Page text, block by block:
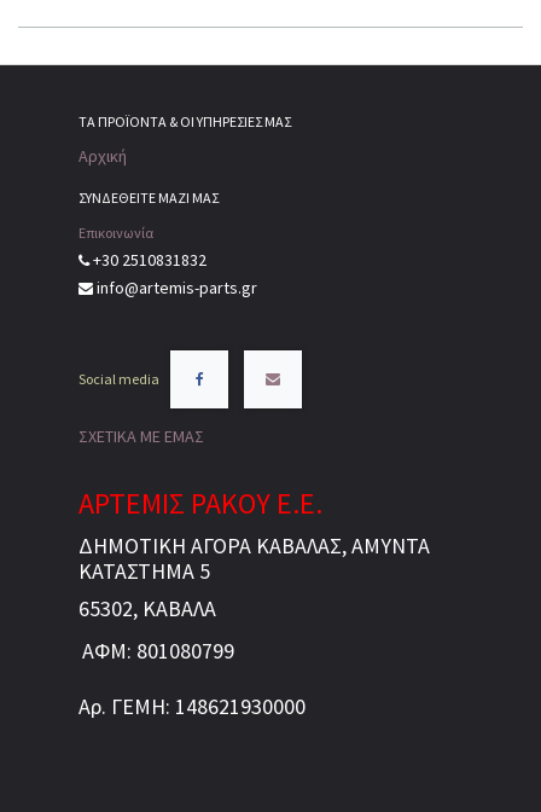
ΤΑ ΠΡΟΪΌΝΤΑ & ΟΙ ΥΠΗΡΕΣΊΕΣ ΜΑΣ
Αρχική
ΣΥΝΔΕΘΕΙΤΕ ΜΑΖΙ ΜΑΣ
Επικοινωνία
+30 2510831832
info@artemis-parts.gr
Social media
ΣΧΕΤΙΚΑ ΜΕ ΕΜΑΣ
ΑΡΤΕΜΙΣ ΡΑΚΟΥ Ε.Ε.
ΔΗΜΟΤΙΚΗ ΑΓΟΡΑ ΚΑΒΑΛΑΣ, ΑΜΥΝΤΑ
ΚΑΤΑΣΤΗΜΑ 5
65302, ΚΑΒΑΛΑ
ΑΦΜ: 801080799
Αρ. ΓΕΜΗ: 148621930000